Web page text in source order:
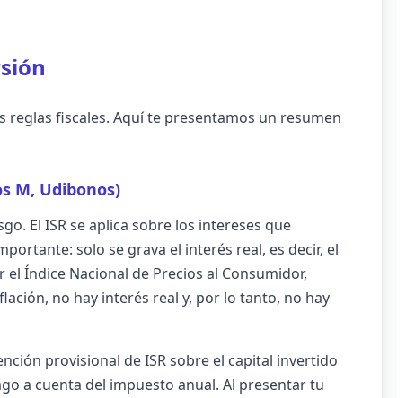
fiscales. Aquí te presentamos un resumen
M, Udibonos)
El ISR se aplica sobre los intereses que
solo se grava el interés real, es decir, el
Índice Nacional de Precios al Consumidor,
no hay interés real y, por lo tanto, no hay
provisional de ISR sobre el capital invertido
a cuenta del impuesto anual. Al presentar tu